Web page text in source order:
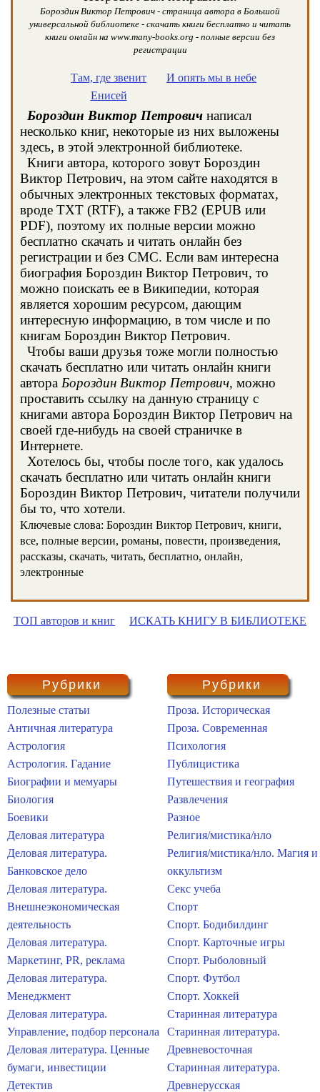
Бороздин Виктор Петрович - страница автора в Большой
универсальной библиотеке - скачать книги бесплатно и читать
книги онлайн на www.many-books.org - полные версии без
регистрации
Там, где звенит
Енисей
И опять мы в небе
Бороздин Виктор Петрович написал
несколько книг, некоторые из них выложены
здесь, в этой электронной библиотеке.
Книги автора, которого зовут Бороздин
Виктор Петрович, на этом сайте находятся в
обычных электронных текстовых форматах,
вроде TXT (RTF), а также FB2 (EPUB или
PDF), поэтому их полные версии можно
бесплатно скачать и читать онлайн без
регистрации и без СМС. Если вам интересна
биография Бороздин Виктор Петрович, то
можно поискать ее в Википедии, которая
является хорошим ресурсом, дающим
интересную информацию, в том числе и по
книгам Бороздин Виктор Петрович.
Чтобы ваши друзья тоже могли полностью
скачать бесплатно или читать онлайн книги
автора Бороздин Виктор Петрович, можно
проставить ссылку на данную страницу с
книгами автора Бороздин Виктор Петрович на
своей где-нибудь на своей страничке в
Интернете.
Хотелось бы, чтобы после того, как удалось
скачать бесплатно или читать онлайн книги
Бороздин Виктор Петрович, читатели получили
бы то, что хотели.
Ключевые слова: Бороздин Виктор Петрович, книги,
все, полные версии, романы, повести, произведения,
рассказы, скачать, читать, бесплатно, онлайн,
электронные
ТОП авторов и книг ИСКАТЬ КНИГУ В БИБЛИОТЕКЕ
Рубрики
Полезные статьи
Античная литература
Астрология
Астрология. Гадание
Биографии и мемуары
Биология
Боевики
Деловая литература
Деловая литература.
Банковское дело
Деловая литература.
Внешнеэкономическая
деятельность
Деловая литература.
Маркетинг, PR, реклама
Деловая литература.
Менеджмент
Деловая литература.
Управление, подбор персонала
Деловая литература. Ценные
бумаги, инвестиции
Детектив
Рубрики
Проза. Историческая
Проза. Современная
Психология
Публицистика
Путешествия и география
Развлечения
Разное
Религия/мистика/нло
Религия/мистика/нло. Магия и
оккультизм
Секс учеба
Спорт
Спорт. Бодибилдинг
Спорт. Карточные игры
Спорт. Рыболовный
Спорт. Футбол
Спорт. Хоккей
Старинная литература
Старинная литература.
Древневосточная
Старинная литература.
Древнерусская